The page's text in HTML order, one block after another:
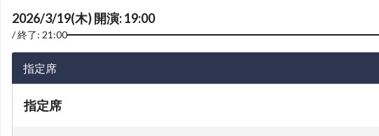
2026/3/19(木) 開演: 19:00
終了: 21:00
指定席
指定席